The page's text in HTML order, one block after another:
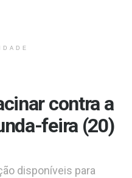
contra a
feira (20)
disponíveis para